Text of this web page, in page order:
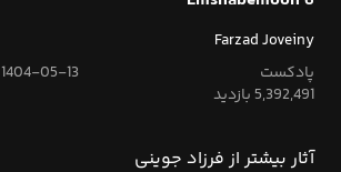
Farzad Joveiny
پادکست
1404-05-13
5,392,491 بازدید
آثار بیشتر از فرزاد جوینی